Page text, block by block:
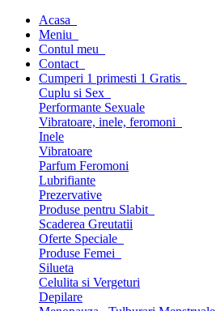
Acasa
Meniu
Contul meu
Contact
Cumperi 1 primesti 1 Gratis
Cuplu si Sex
Performante Sexuale
Vibratoare, inele, feromoni
Inele
Vibratoare
Parfum Feromoni
Lubrifiante
Prezervative
Produse pentru Slabit
Scaderea Greutatii
Oferte Speciale
Produse Femei
Silueta
Celulita si Vergeturi
Depilare